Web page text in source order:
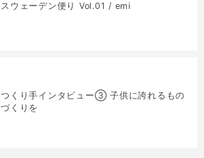
スウェーデン便り Vol.01 / emi
つくり手インタビュー③ 子供に誇れるもの
づくりを